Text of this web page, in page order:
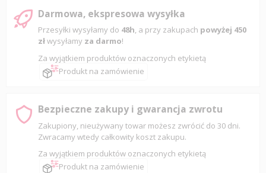
Darmowa, ekspresowa wysyłka
Przesyłki wysyłamy do 48h, a przy zakupach powyżej 450
złwysyłamy za darmo!
Za wyjątkiem produktów oznaczonych etykietą
Produkt na zamówienie
Bezpieczne zakupy i gwarancja zwrotu
Zakupiony, nieużywany towar możesz zwrócić do 30 dni.
Zwracamy wtedy całkowity koszt zakupu.
Za wyjątkiem produktów oznaczonych etykietą
Produkt na zamówienie